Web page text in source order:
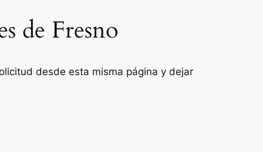
de Fresno
desde esta misma página y dejar